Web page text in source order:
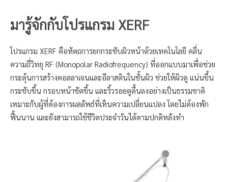
มารู้จักกับโปรแกรม XERF
โปรแกรม XERF คือหัตถการยกกระชับผิวหน้าด้วยเทคโนโลยี คลื่น
ความถี่วิทยุ RF (Monopolar Radiofrequency) ที่ออกแบบมาเพื่อช่วย
กระตุ้นการสร้างคอลลาเจนและอีลาสตินในชั้นผิว ช่วยให้ผิวดู แน่นขึ้น
กระชับขึ้น กรอบหน้าชัดขึ้น และริ้วรอยดูตื้นลงอย่างเป็นธรรมชาติ
เหมาะกับผู้ที่ต้องการผลลัพธ์ที่เห็นความเปลี่ยนแปลง โดยไม่ต้องพัก
ฟื้นนาน และยังสามารถใช้ชีวิตประจำวันได้ตามปกติหลังทำ